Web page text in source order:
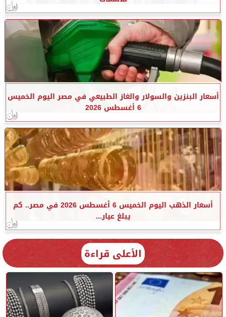
أسعار البنزين والسولار والغاز الطبيعي في مصر اليوم الخميس
6 أغسطس 2026
أسعار الذهب اليوم الخميس 6 أغسطس 2026 في مصر.. كم
يبلغ عيار...
الأعلى قراءة